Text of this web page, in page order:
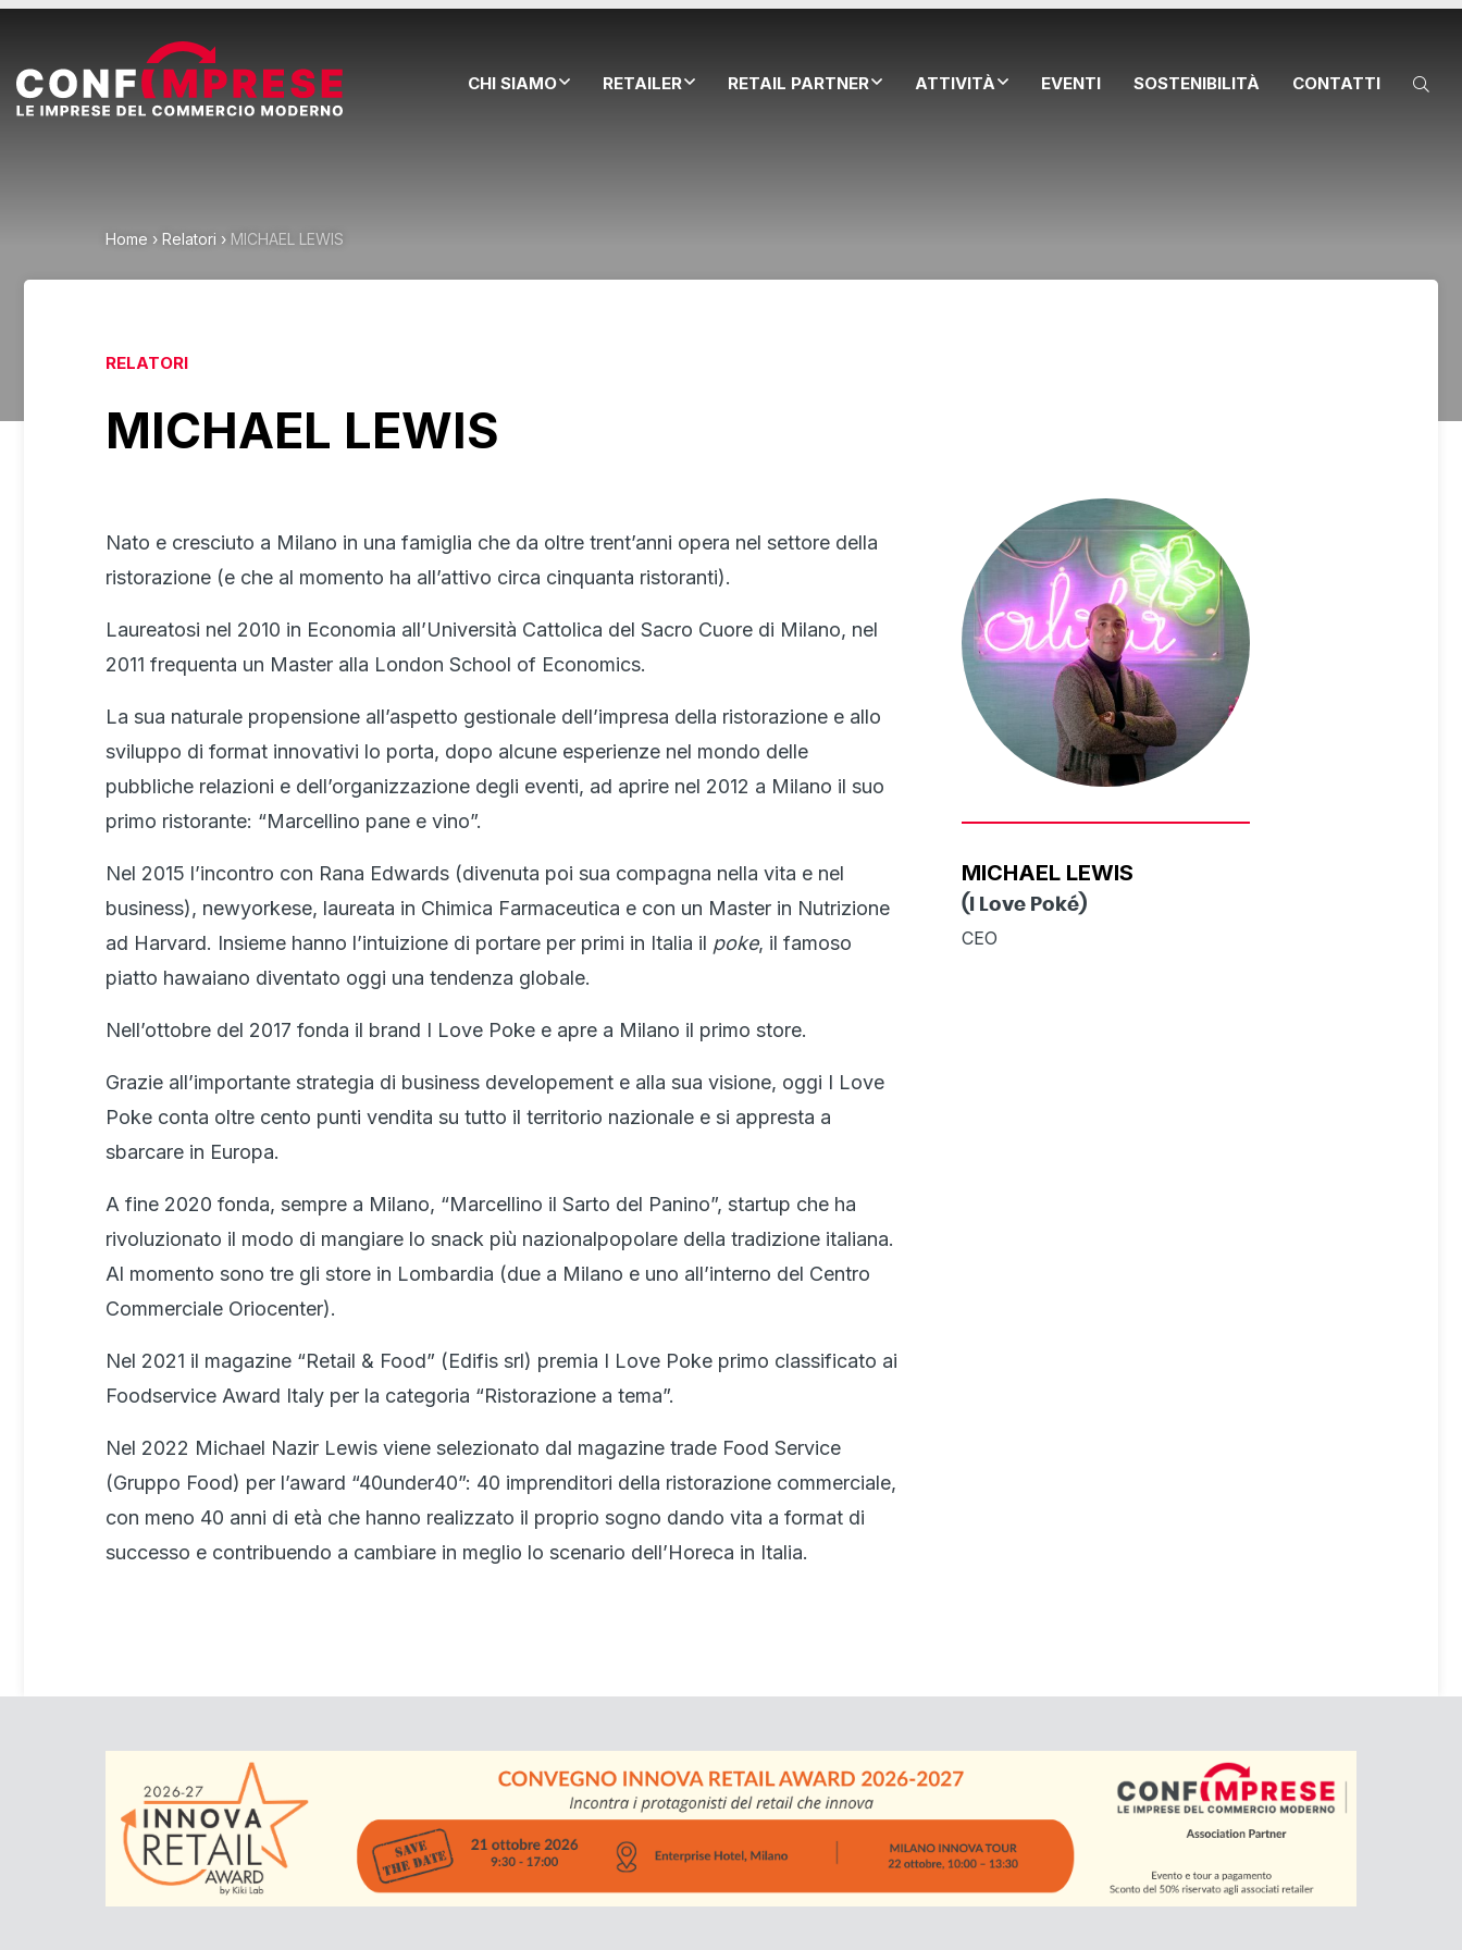
CHI SIAMO RETAILER RETAIL PARTNER ATTIVITÀ EVENTI SOSTENIBILITÀ CONTATTI
Home › Relatori › MICHAEL LEWIS
RELATORI
MICHAEL LEWIS
MICHAEL LEWIS
(I Love Poké)
CEO
Nato e cresciuto a Milano in una famiglia che da oltre trent’anni opera nel settore della
ristorazione (e che al momento ha all’attivo circa cinquanta ristoranti).
Laureatosi nel 2010 in Economia all’Università Cattolica del Sacro Cuore di Milano, nel
2011 frequenta un Master alla London School of Economics.
La sua naturale propensione all’aspetto gestionale dell’impresa della ristorazione e allo
sviluppo di format innovativi lo porta, dopo alcune esperienze nel mondo delle
pubbliche relazioni e dell’organizzazione degli eventi, ad aprire nel 2012 a Milano il suo
primo ristorante: “Marcellino pane e vino”.
Nel 2015 l’incontro con Rana Edwards (divenuta poi sua compagna nella vita e nel
business), newyorkese, laureata in Chimica Farmaceutica e con un Master in Nutrizione
ad Harvard. Insieme hanno l’intuizione di portare per primi in Italia il poke, il famoso
piatto hawaiano diventato oggi una tendenza globale.
Nell’ottobre del 2017 fonda il brand I Love Poke e apre a Milano il primo store.
Grazie all’importante strategia di business developement e alla sua visione, oggi I Love
Poke conta oltre cento punti vendita su tutto il territorio nazionale e si appresta a
sbarcare in Europa.
A fine 2020 fonda, sempre a Milano, “Marcellino il Sarto del Panino”, startup che ha
rivoluzionato il modo di mangiare lo snack più nazionalpopolare della tradizione italiana.
Al momento sono tre gli store in Lombardia (due a Milano e uno all’interno del Centro
Commerciale Oriocenter).
Nel 2021 il magazine “Retail & Food” (Edifis srl) premia I Love Poke primo classificato ai
Foodservice Award Italy per la categoria “Ristorazione a tema”.
Nel 2022 Michael Nazir Lewis viene selezionato dal magazine trade Food Service
(Gruppo Food) per l’award “40under40”: 40 imprenditori della ristorazione commerciale,
con meno 40 anni di età che hanno realizzato il proprio sogno dando vita a format di
successo e contribuendo a cambiare in meglio lo scenario dell’Horeca in Italia.